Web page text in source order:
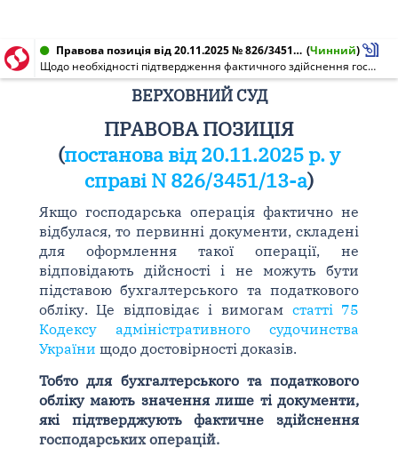
Правова позиція від 20.11.2025 № 826/3451/13-а (Чинний)
Щодо необхідності підтвердження фактичного здійснення господарських операцій первинними документами для формування податкового кредиту
ВЕРХОВНИЙ СУД
ПРАВОВА ПОЗИЦІЯ
(постанова від 20.11.2025 р. у
справі N 826/3451/13-а)
Якщо господарська операція фактично не
відбулася, то первинні документи, складені
для оформлення такої операції, не
відповідають дійсності і не можуть бути
підставою бухгалтерського та податкового
обліку. Це відповідає і вимогам статті 75
Кодексу адміністративного судочинства
України щодо достовірності доказів.
Тобто для бухгалтерського та податкового
обліку мають значення лише ті документи,
які підтверджують фактичне здійснення
господарських операцій.